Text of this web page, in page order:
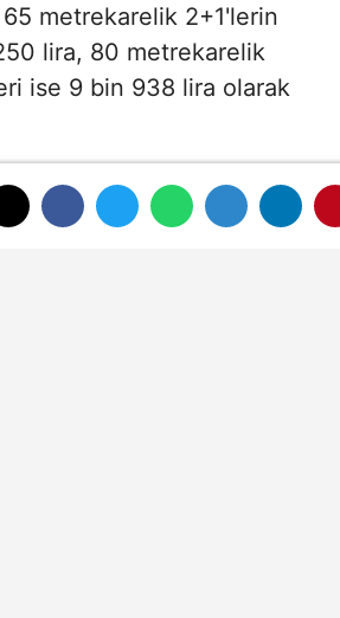
metrekarelik 2+1'lerin
lira, 80 metrekarelik
ise 9 bin 938 lira olarak
konutlar 1 milyon 950 bin
2+1'ler 2 milyon 450